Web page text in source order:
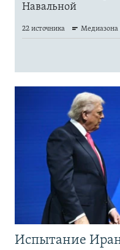
Испытание